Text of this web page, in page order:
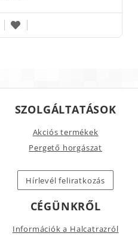
SZOLGÁLTATÁSOK
Akciós termékek
Pergető horgászat
Hírlevél feliratkozás
CÉGÜNKRŐL
Információk a Halcatrazról